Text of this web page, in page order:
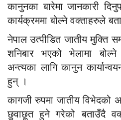
कानुनका बारेमा जानकारी
कार्यक्रममा बोल्ने वक्ताहरुले
नेपाल उत्पीडित जातीय मुक्ति
शनिबार भएको भेलामा
अन्त्यका लागि कानुन
हुन् ।
कागजी रुपमा जातीय विभेदको
छुवाछूत हुने गरेको बताउँदै